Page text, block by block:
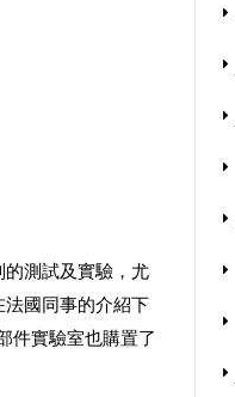
測試及實驗，尤
國同事的介紹下
件實驗室也購置了